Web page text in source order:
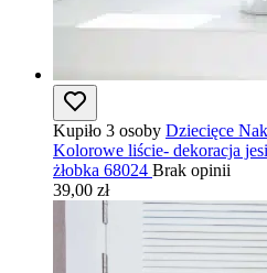
Kupiło 3 osoby Dziecięce
Kolorowe liście- dekoracja
żłobka 68024 Brak opinii
39,00 zł